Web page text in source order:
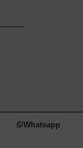
Whatsapp